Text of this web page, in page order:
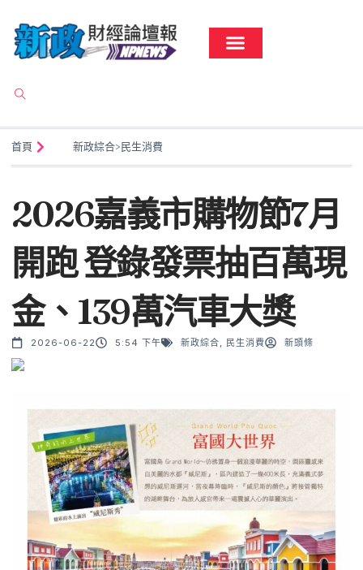
首頁 新政綜合>民生消費
2026嘉義市購物節7月
開跑 登錄發票抽百萬現
金、139萬汽車大獎
2026-06-22 5:54 下午 新政綜合 民生消費 新頭條